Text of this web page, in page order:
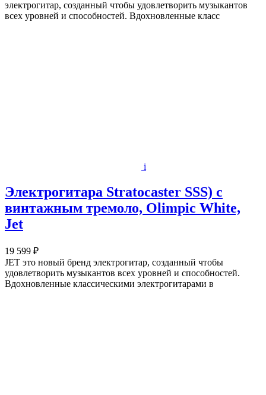
электрогитар, созданный чтобы удовлетворить музыкантов
всех уровней и способностей. Вдохновленные класс
i
Электрогитара Stratocaster SSS) с
винтажным тремоло, Olimpic White,
Jet
19 599 ₽
JET это новый бренд электрогитар, созданный чтобы
удовлетворить музыкантов всех уровней и способностей.
Вдохновленные классическими электрогитарами в